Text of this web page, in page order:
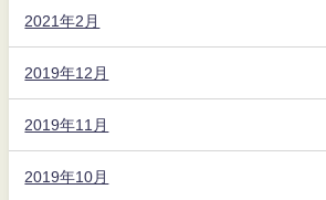
2021年2月
2019年12月
2019年11月
2019年10月